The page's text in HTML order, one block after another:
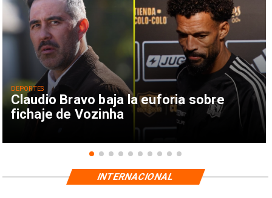
Claudio Bravo baja la euforia sobre
fichaje de Vozinha
DEPORTES
INTERNACIONAL